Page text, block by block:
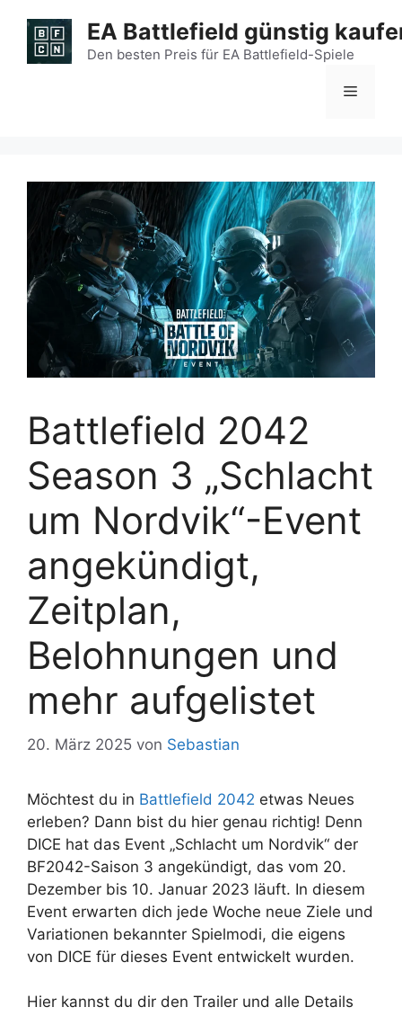
Inhalt
springen
EA Battlefield günstig
Den besten Preis für EA Battlefield-Spiele
Menü
Battlefield 2042
Season 3 „Schlacht
um Nordvik“-Event
angekündigt,
Zeitplan,
Belohnungen und
mehr aufgelistet
20. März 2025 von Sebastian
Möchtest du in Battlefield 2042 etwas Neues
erleben? Dann bist du hier genau richtig! Denn
DICE hat das Event „Schlacht um Nordvik“ der
BF2042-Saison 3 angekündigt, das vom 20.
Dezember bis 10. Januar 2023 läuft. In diesem
Event erwarten dich jede Woche neue Ziele und
Variationen bekannter Spielmodi, die eigens
von DICE für dieses Event entwickelt wurden.
Hier kannst du dir den Trailer und alle Details